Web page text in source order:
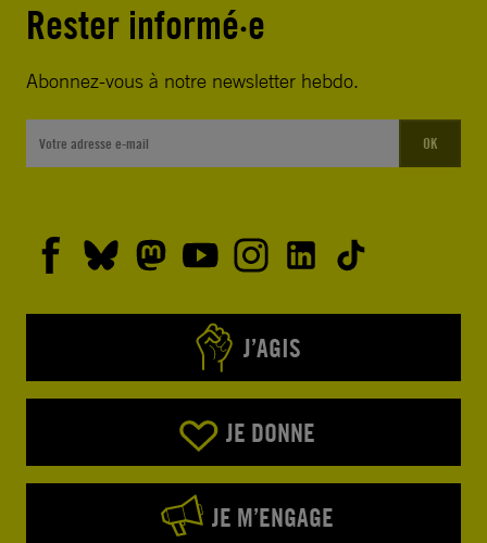
Rester informé·e
Abonnez-vous à notre newsletter hebdo.
OK
J’AGIS
JE DONNE
JE M’ENGAGE